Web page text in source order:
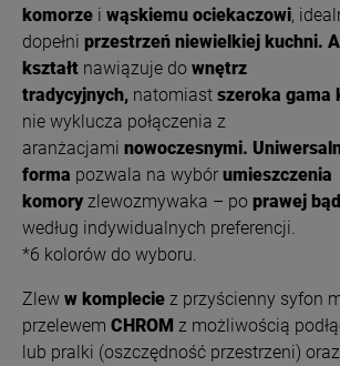
komorze i wąskiemu ociekaczowi,
dopełni przestrzeń niewielkiej kuchni.
kształt nawiązuje do wnętrz
tradycyjnych, natomiast szeroka gama
nie wyklucza połączenia z
aranżacjami nowoczesnymi.
forma pozwala na wybór umieszczenia
komory zlewozmywaka – po prawej
według indywidualnych preferencji.
*6 kolorów do wyboru.
Zlew w komplecie z przyścienny syfon
przelewem CHROM z możliwością
lub pralki (oszczędność przestrzeni)